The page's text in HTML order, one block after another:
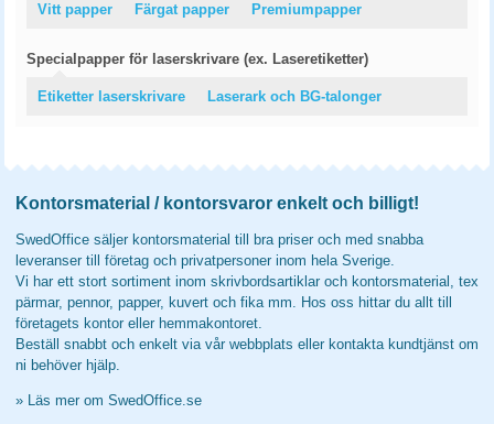
Vitt papper Färgat papper Premiumpapper
Specialpapper för laserskrivare (ex. Laseretiketter)
Etiketter laserskrivare Laserark och BG-talonger
Kontorsmaterial / kontorsvaror enkelt och billigt!
SwedOffice säljer kontorsmaterial till bra priser och med snabba
leveranser till företag och privatpersoner inom hela Sverige.
Vi har ett stort sortiment inom skrivbordsartiklar och kontorsmaterial, tex
pärmar, pennor, papper, kuvert och fika mm. Hos oss hittar du allt till
företagets kontor eller hemmakontoret.
Beställ snabbt och enkelt via vår webbplats eller kontakta kundtjänst om
ni behöver hjälp.
» Läs mer om SwedOffice.se